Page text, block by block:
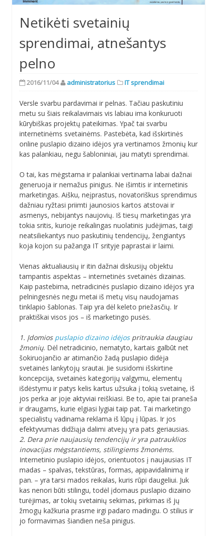
Netikėti svetainių
sprendimai, atnešantys
pelno
2016/11/04 administratorius IT sprendimai
Versle svarbu pardavimai ir pelnas. Tačiau paskutiniu
metu su šiais reikalavimais vis labiau ima konkuruoti
kūrybiškas projektų pateikimas. Ypač tai svarbu
internetinėms svetainėms. Pastebėta, kad išskirtinės
online puslapio dizaino idėjos yra vertinamos žmonių kur
kas palankiau, negu šabloniniai, jau matyti sprendimai.
O tai, kas mėgstama ir palankiai vertinama labai dažnai
generuoja ir nemažus pinigus. Ne išimtis ir internetinis
marketingas. Aišku, neįprastus, novatoriškus sprendimus
dažniau ryžtasi priimti jaunosios kartos atstovai ir
asmenys, nebijantys naujovių. Iš tiesų marketingas yra
tokia sritis, kurioje reikalingas nuolatinis judėjimas, taigi
neatsiliekantys nuo paskutinių tendencijų, žengiantys
koja kojon su pažanga IT srityje paprastai ir laimi.
Vienas aktualiausių ir itin dažnai diskusijų objektu
tampantis aspektas – internetinės svetainės dizainas.
Kaip pastebima, netradicinės puslapio dizaino idėjos yra
pelningesnės negu metai iš metų visų naudojamas
tinklapio šablonas. Taip yra dėl keleto priežasčių. Ir
praktiškai visos jos – iš marketingo pusės.
1. Įdomiospuslapio dizaino idėjospritraukia daugiau
žmonių. Dėl netradicinio, nematyto, kartais galbūt net
šokiruojančio ar atimančio žadą puslapio didėja
svetainės lankytojų srautai. Jie susidomi išskirtine
koncepcija, svetainės kategorijų valgymu, elementų
išdėstymu ir patys kelis kartus užsuka į tokią svetainę, iš
jos perka ar joje aktyviai reiškiasi. Be to, apie tai praneša
ir draugams, kurie elgiasi lygiai taip pat. Tai marketingo
specialistų vadinama reklama iš lūpų į lūpas. Ir jos
efektyvumas didžiąja dalimi atvejų yra pats geriausias.
2. Dera prie naujausių tendencijų ir yra patrauklios
inovacijas mėgstantiems, stilingiems žmonėms.
Internetinio puslapio idėjos, orientuotos į naujausias IT
madas – spalvas, tekstūras, formas, apipavidalinimą ir
pan. – yra tarsi mados reikalas, kuris rūpi daugeliui. Juk
kas nenori būti stilingu, todėl įdomaus puslapio dizaino
turėjimas, ar tokių svetainių sekimas, pirkimas iš jų
žmogų kažkuria prasme irgi padaro madingu. O stilius ir
jo formavimas šiandien neša pinigus.